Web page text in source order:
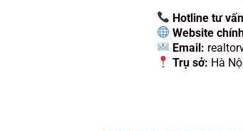
Hotline tư
Website
Email:
Trụ sở: Hà